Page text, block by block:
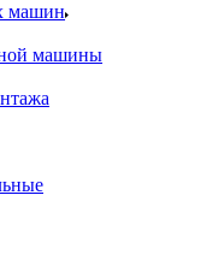
машин
машины